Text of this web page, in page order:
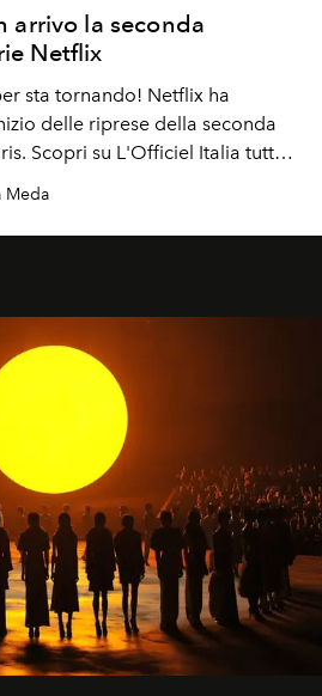
arrivo la seconda
Netflix
sta tornando! Netflix ha
delle riprese della seconda
Scopri su L'Officiel Italia tutte
e quando uscirà
serie
Meda